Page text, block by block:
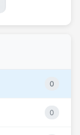
0
0